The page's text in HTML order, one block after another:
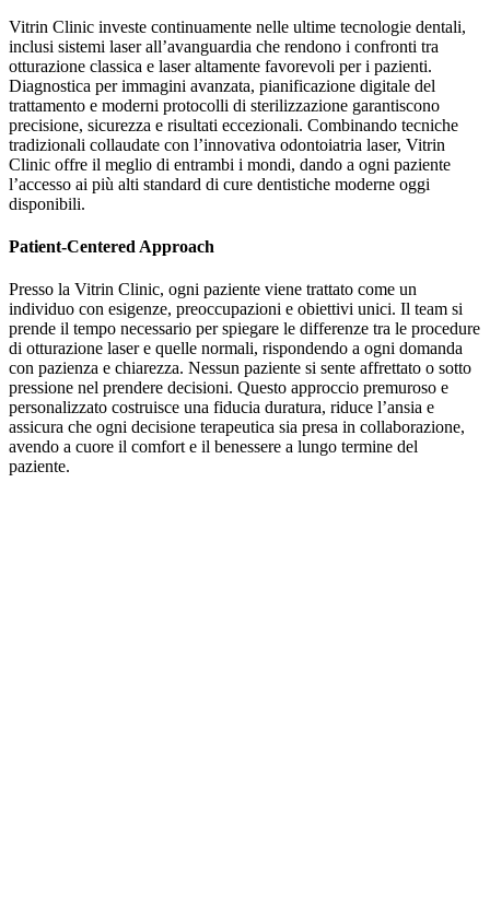
Vitrin Clinic investe continuamente nelle ultime tecnologie dentali,
inclusi sistemi laser all’avanguardia che rendono i confronti tra
otturazione classica e laser altamente favorevoli per i pazienti.
Diagnostica per immagini avanzata, pianificazione digitale del
trattamento e moderni protocolli di sterilizzazione garantiscono
precisione, sicurezza e risultati eccezionali. Combinando tecniche
tradizionali collaudate con l’innovativa odontoiatria laser, Vitrin
Clinic offre il meglio di entrambi i mondi, dando a ogni paziente
l’accesso ai più alti standard di cure dentistiche moderne oggi
disponibili.
Patient-Centered Approach
Presso la Vitrin Clinic, ogni paziente viene trattato come un
individuo con esigenze, preoccupazioni e obiettivi unici. Il team si
prende il tempo necessario per spiegare le differenze tra le procedure
di otturazione laser e quelle normali, rispondendo a ogni domanda
con pazienza e chiarezza. Nessun paziente si sente affrettato o sotto
pressione nel prendere decisioni. Questo approccio premuroso e
personalizzato costruisce una fiducia duratura, riduce l’ansia e
assicura che ogni decisione terapeutica sia presa in collaborazione,
avendo a cuore il comfort e il benessere a lungo termine del
paziente.